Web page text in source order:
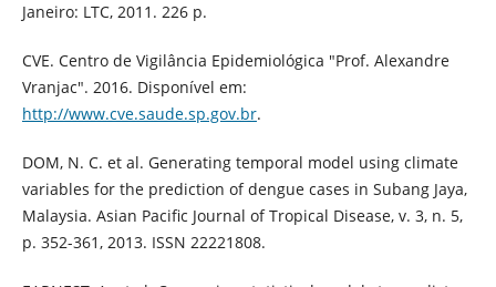
Janeiro: LTC, 2011. 226 p.
CVE. Centro de Vigilância Epidemiológica "Prof. Alexandre
Vranjac". 2016. Disponível em:
http://www.cve.saude.sp.gov.br.
DOM, N. C. et al. Generating temporal model using climate
variables for the prediction of dengue cases in Subang Jaya,
Malaysia. Asian Pacific Journal of Tropical Disease, v. 3, n. 5,
p. 352-361, 2013. ISSN 22221808.